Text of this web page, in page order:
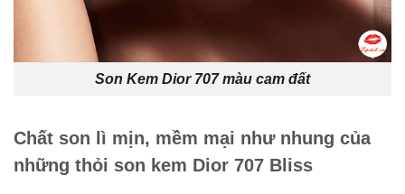
Son Kem Dior 707 màu cam đất
Chất son lì mịn, mềm mại như nhung của
những thỏi son kem Dior 707 Bliss